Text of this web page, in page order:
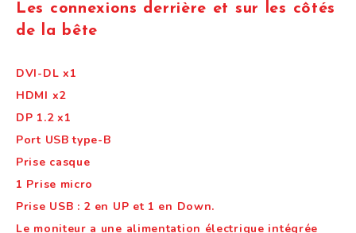
Les connexions derrière et sur les côtés
de la bête
DVI-DL x1
HDMI x2
DP 1.2 x1
Port USB type-B
Prise casque
1 Prise micro
Prise USB : 2 en UP et 1 en Down.
Le moniteur a une alimentation électrique intégrée